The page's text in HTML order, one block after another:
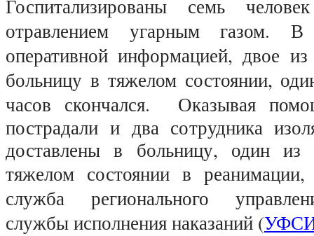
Госпитализированы семь
отравлением угарным газом. В
оперативной информацией, двое
больницу в тяжелом состоянии,
часов скончался. Оказывая
пострадали и два сотрудника
доставлены в больницу, один из
тяжелом состоянии в
служба регионального
службы исполнения наказаний (